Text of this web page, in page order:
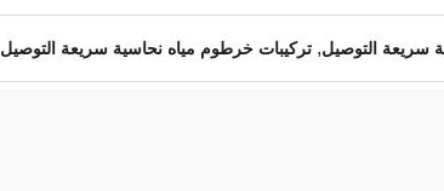
, تركيبات خرطوم مياه نحاسية سريعة التوصيل IATF 16949